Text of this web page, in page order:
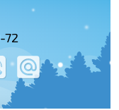
+7 (495)
72